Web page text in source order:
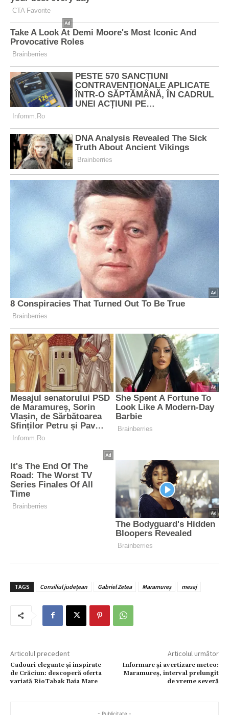
TAGS Consiliul județean Gabriel Zetea Maramureș mesaj
Articolul precedent
Cadouri elegante și inspirate
de Crăciun: descoperă oferta
variată RioTabak Baia Mare
Articolul următor
Informare și avertizare meteo:
Maramureș, interval prelungit
de vreme severă
- Publicitate -